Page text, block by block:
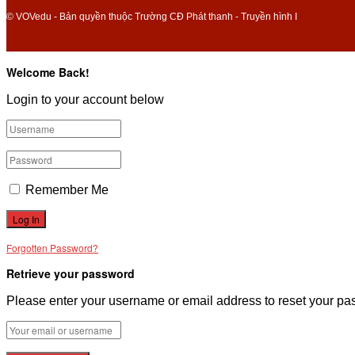
© VOVedu - Bản quyền thuộc Trường CĐ Phát thanh - Truyền hình I
Welcome Back!
Login to your account below
Remember Me
Forgotten Password?
Retrieve your password
Please enter your username or email address to reset your